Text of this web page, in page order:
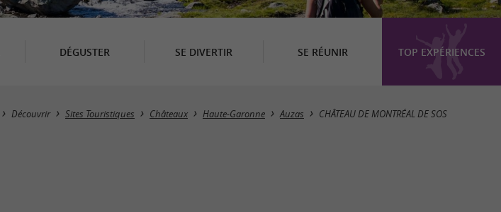
DÉGUSTER SE DIVERTIR SE RÉUNIR TOP EXPÉRIENCES
Découvrir Sites Touristiques Châteaux Haute-Garonne Auzas CHÂTEAU DE MONTRÉAL DE SOS